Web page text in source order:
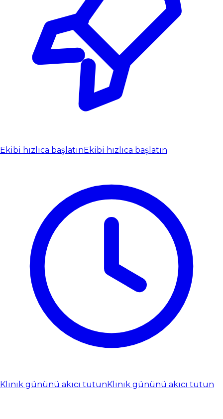
Ekibi hızlıca başlatınEkibi hızlıca başlatın
Klinik gününü akıcı tutunKlinik gününü akıcı tutun